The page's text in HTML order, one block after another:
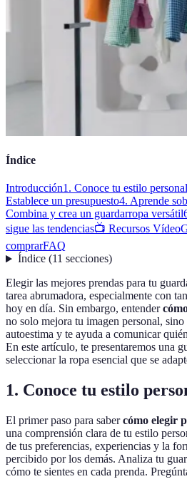
Índice
Introducción1. Conoce tu estilo personal
Establece un presupuesto4. Aprende
Combina y crea un guardarropa versátil
sigue las tendencias📺 Recursos Vídeo
comprarFAQ
Índice(11 secciones)
Elegir las mejores prendas para tu
tarea abrumadora, especialmente con
hoy en día. Sin embargo, entender
no solo mejora tu imagen personal,
autoestima y te ayuda a comunicar
En este artículo, te presentaremos una
seleccionar la ropa esencial que se
1. Conoce tu estilo
El primer paso para sabercómo elegir
una comprensión clara de tu estilo
de tus preferencias, experiencias y la
percibido por los demás. Analiza tu
cómo te sientes en cada prenda.